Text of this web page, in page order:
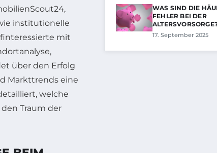
institutionelle
mit
über den Erfolg
Markttrends eine
welche
Traum der
WAS SIND DIE
FEHLER BEI DER
17. September 2025